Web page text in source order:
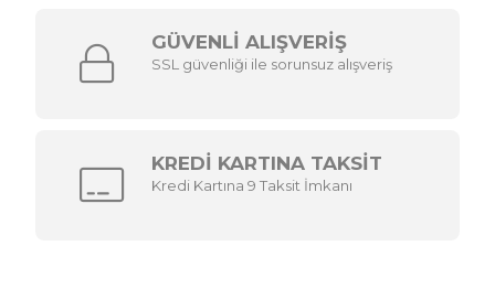
GÜVENLİ ALIŞVERİŞ
SSL güvenliği ile sorunsuz alışveriş
KREDİ KARTINA TAKSİT
Kredi Kartına 9 Taksit İmkanı